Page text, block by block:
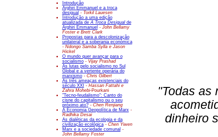
Introdução
Arghiri Emmanuel e a troca
desigual - Torkil Lauesen
Introdução a uma edição
atualizada deA Troca Desigualde
Arghiri Emmanuel - John Bellamy
Foster e Brett Clark
Propostas para a descolonização
unilateral e a soberania económica
- Ndongo Samba Sylla e Jason
Hickel
O mundo quer avançar para o
socialismo- Vijay Prashad
As lutas pelo socialismo no Sul
Global e a vertente operária do
marxismo- Chris Gilbert
As três ameaças existenciais do
século XXI - Hassan Fattahi e
Zahra Mohebi-Pourkani
"Tecno-feudalismo": Canto do
cisne do capitalismo ou o seu
próximo ato? - Chen Renjiang
A Economia Geopolítica de Marx-
Radhika Desai
As dialéticas da ecologia e da
civilização ecológica - Chen Yiwen
Marx e a sociedade comunal -
John Bellamy Foster
"Todas as
dinheiro